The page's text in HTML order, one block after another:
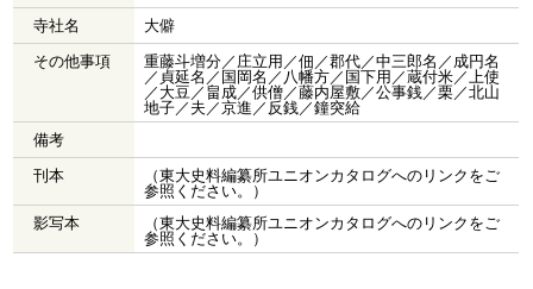
寺社名
大僻
その他事項
重藤斗増分／庄立用／佃／郡代／中三郎名／成円名
／貞延名／国岡名／八幡方／国下用／蔵付米／上使
／大豆／畠成／供僧／藤内屋敷／公事銭／栗／北山
地子／夫／京進／反銭／鐘突給
備考
刊本
（東大史料編纂所ユニオンカタログへのリンクをご
参照ください。）
影写本
（東大史料編纂所ユニオンカタログへのリンクをご
参照ください。）